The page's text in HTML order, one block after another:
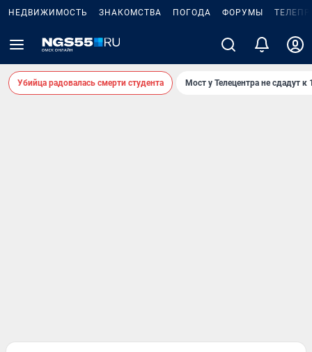
НЕДВИЖИМОСТЬ ЗНАКОМСТВА ПОГОДА ФОРУМЫ
Убийца радовалась смерти студента Мост у Телецентра не сдадут к